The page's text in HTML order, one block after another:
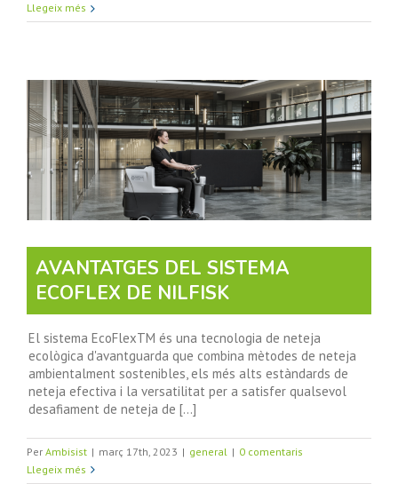
Llegeix més
AVANTATGES DEL SISTEMA
ECOFLEX DE NILFISK
El sistema EcoFlexTM és una tecnologia de neteja
ecològica d'avantguarda que combina mètodes de neteja
ambientalment sostenibles, els més alts estàndards de
neteja efectiva i la versatilitat per a satisfer qualsevol
desafiament de neteja de [...]
Per Ambisist | març 17th, 2023 | general | 0 comentaris
Llegeix més